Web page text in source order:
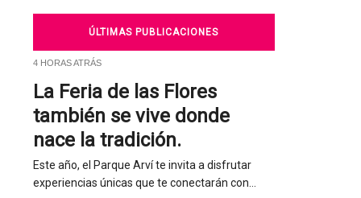
ÚLTIMAS PUBLICACIONES
4 HORAS ATRÁS
La Feria de las Flores
también se vive donde
nace la tradición.
Este año, el Parque Arví te invita a disfrutar
experiencias únicas que te conectarán con…